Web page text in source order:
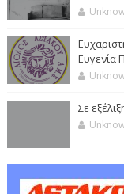
Ευγενία
Σε